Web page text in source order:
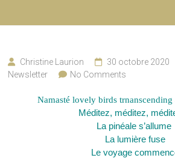
Christine Laurion 30 octobre 2020
Newsletter
No Comments
Namasté lovely birds
Méditez, méditez,
La pinéale s’allume
La lumière fuse
Le voyage